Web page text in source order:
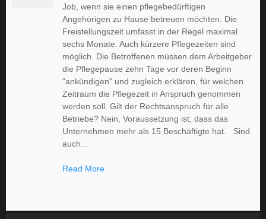
Job, wenn sie einen pflegebedürftigen
Angehörigen zu Hause betreuen möchten. Die
Freistellungszeit umfasst in der Regel maximal
sechs Monate. Auch kürzere Pflegezeiten sind
möglich. Die Betroffenen müssen dem Arbeitgeber
die Pflegepause zehn Tage vor deren Beginn
"ankündigen" und zugleich erklären, für welchen
Zeitraum die Pflegezeit in Anspruch genommen
werden soll. Gilt der Rechtsanspruch für alle
Betriebe? Nein, Voraussetzung ist, dass das
Unternehmen mehr als 15 Beschäftigte hat. Sind
auch...
Read More